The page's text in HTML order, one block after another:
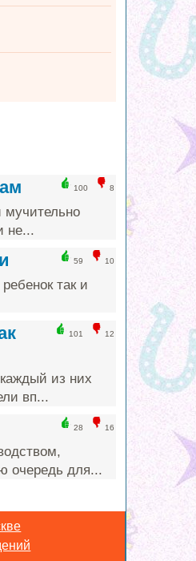
100 8
не...
59 10
так и
101 12
из них
вп...
28 16
очередь для...